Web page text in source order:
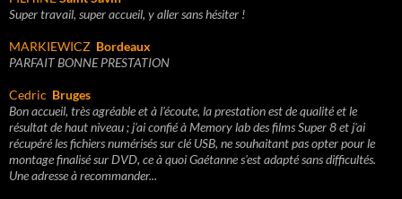
Super travail, super accueil, y aller sans hésiter !
MARKIEWICZ Bordeaux
PARFAIT BONNE PRESTATION
Cedric Bruges
Bon accueil, très agréable et à l'écoute, la prestation est de qualité et le
résultat de haut niveau ; j'ai confié à Memory lab des films Super 8 et j'ai
récupéré les fichiers numérisés sur clé USB, ne souhaitant pas opter pour le
montage finalisé sur DVD, ce à quoi Gaétanne s'est adapté sans difficultés.
Une adresse à recommander...